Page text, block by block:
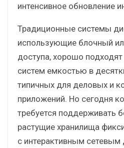
интенсивное обновление
Традиционные системы
использующие блочный
доступа, хорошо
систем емкостью в
типичных для деловых и
приложений. Но сегодня
требуется поддерживать
растущие хранилища
с интерактивным